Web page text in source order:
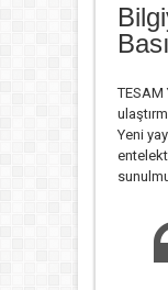
TESAM
Yeni